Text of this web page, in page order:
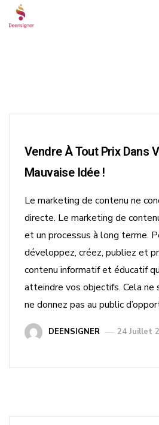
Vendre À Tout Prix Dans
Mauvaise Idée !
Le marketing de contenu ne
directe. Le marketing de
et un processus à long terme.
développez, créez, publiez et
contenu informatif et éducatif
atteindre vos objectifs. Cela ne
ne donnez pas au public
DEENSIGNER 24 Juillet